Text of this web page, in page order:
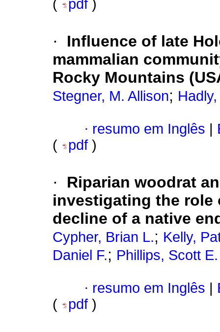
( pdf )
·
Influence of late
mammalian
Rocky Mountains
Stegner, M. Allison;
· resumo em Inglês
(
pdf )
·
Riparian woodrat
investigating the role
decline of a native
Cypher, Brian L.; Kelly,
Daniel F.; Phillips, Scott E.
· resumo em Inglês
(
pdf )